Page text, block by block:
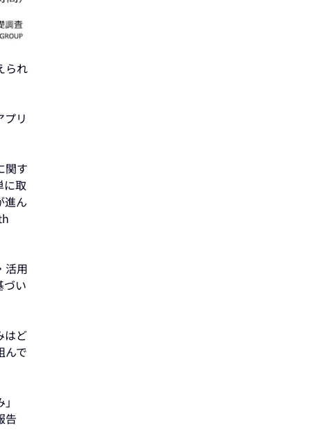
られ
リ
関す
に取
進ん
活用
づい
はど
んで
告